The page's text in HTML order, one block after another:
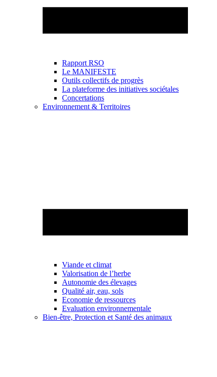
Rapport RSO
Le MANIFESTE
Outils collectifs de progrès
La plateforme des initiatives sociétales
Concertations
Environnement & Territoires
Viande et climat
Valorisation de l’herbe
Autonomie des élevages
Qualité air, eau, sols
Economie de ressources
Evaluation environnementale
Bien-être, Protection et Santé des animaux